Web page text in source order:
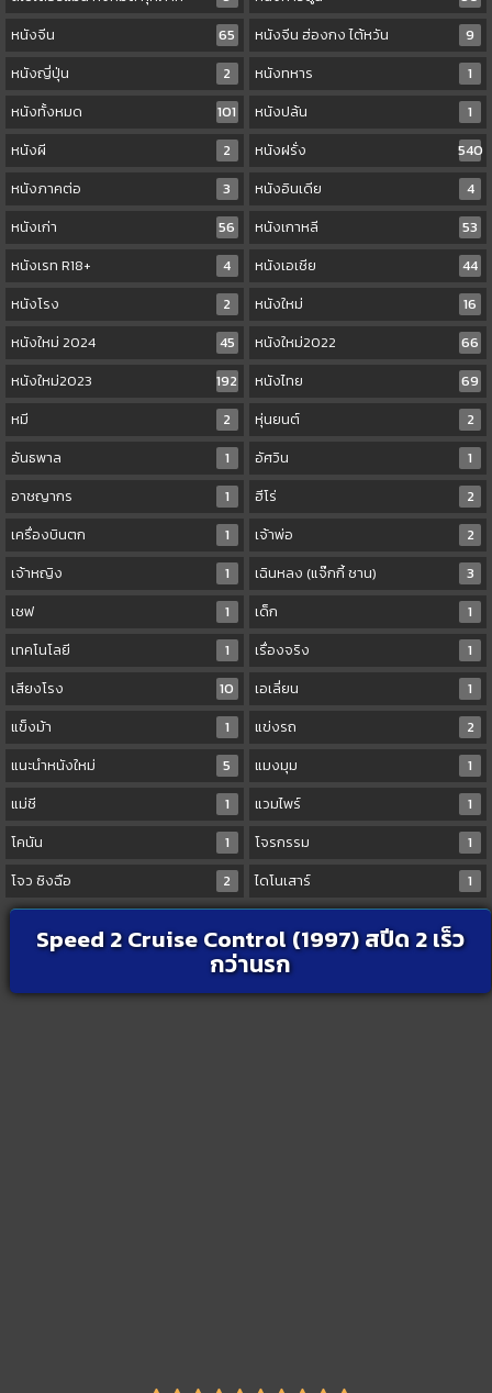
หนังจีน
65 หนังจีน ฮ่องกง ไต้หวัน
9
หนังญี่ปุ่น
2 หนังทหาร
1
หนังทั้งหมด
101 หนังปล้น
1
หนังผี
2 หนังฝรั่ง
540
หนังภาคต่อ
3 หนังอินเดีย
4
หนังเก่า
56 หนังเกาหลี
53
หนังเรท R18+
4 หนังเอเชีย
44
หนังโรง
2 หนังใหม่
16
หนังใหม่ 2024
45 หนังใหม่2022
66
หนังใหม่2023
192 หนังไทย
69
หมี
2 หุ่นยนต์
2
อันธพาล
1 อัศวิน
1
อาชญากร
1 ฮีโร่
2
เครื่องบินตก
1 เจ้าพ่อ
2
เจ้าหญิง
1 เฉินหลง (แจ๊กกี้ ชาน)
3
เชฟ
1 เด็ก
1
เทคโนโลยี
1 เรื่องจริง
1
เสียงโรง
10 เอเลี่ยน
1
แข็งม้า
1 แข่งรถ
2
แนะนำหนังใหม่
5 แมงมุม
1
แม่ชี
1 แวมไพร์
1
โคนัน
1 โจรกรรม
1
โจว ซิงฉือ
2 ไดโนเสาร์ 1
Speed 2 Cruise Control (1997) สปีด 2 เร็ว
กว่านรก